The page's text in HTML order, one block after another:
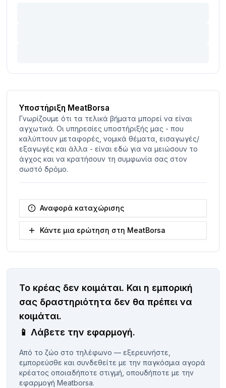
Υποστήριξη MeatBorsa
Γνωρίζουμε ότι τα τελικά βήματα μπορεί να είναι
αγχωτικά. Οι υπηρεσίες υποστήριξής μας - που
καλύπτουν μεταφορές, νομικά θέματα, εισαγωγές/
εξαγωγές και άλλα - είναι εδώ για να μειώσουν το
άγχος και να κρατήσουν τη συμφωνία σας στον
σωστό δρόμο.
Αναφορά καταχώρισης
Κάντε μια ερώτηση στη MeatBorsa
Το κρέας δεν κοιμάται. Και η εμπορική
σας δραστηριότητα δεν θα πρέπει να
κοιμάται.
📱Λάβετε την εφαρμογή.
Από το ζώο στο τηλέφωνο — εξερευνήστε,
εμπορεύσθε και συνδεθείτε με την παγκόσμια αγορά
κρέατος οποιαδήποτε στιγμή, οπουδήποτε με την
εφαρμογή Meatborsa.